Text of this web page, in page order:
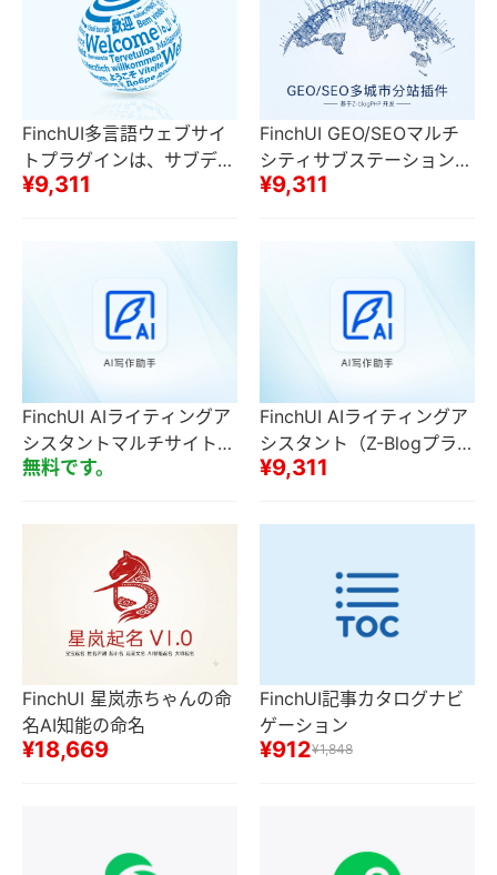
FinchUI多言語ウェブサイ
トプラグインは、サブディ
レクトリまたは独立したア
メイン名を含む）をサポー
¥9,311
FinchUI GEO/SEOマルチ
シティサブステーションプ
ラグインセットN都市サブ
グテールワードトラフィッ
¥9,311
FinchUI AIライティングア
シスタントマルチサイト一
斉送信サイト側（Z-Blogプ
無料です。
FinchUI AIライティングア
シスタント（Z-Blogプラグ
イン）
¥9,311
FinchUI 星岚赤ちゃんの命
名AI知能の命名
¥18,669
FinchUI記事カタログナビ
ゲーション
¥912¥1,848